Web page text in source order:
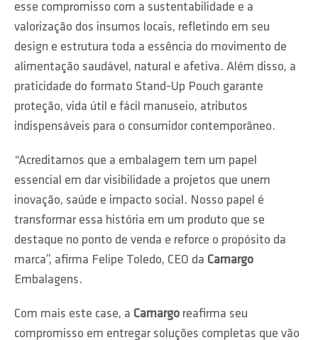
esse compromisso com a sustentabilidade e a
valorização dos insumos locais, refletindo em seu
design e estrutura toda a essência do movimento de
alimentação saudável, natural e afetiva. Além disso, a
praticidade do formato Stand-Up Pouch garante
proteção, vida útil e fácil manuseio, atributos
indispensáveis para o consumidor contemporâneo.
“Acreditamos que a embalagem tem um papel
essencial em dar visibilidade a projetos que unem
inovação, saúde e impacto social. Nosso papel é
transformar essa história em um produto que se
destaque no ponto de venda e reforce o propósito da
marca”, afirma Felipe Toledo, CEO da Camargo
Embalagens.
Com mais este case, a Camargo reafirma seu
compromisso em entregar soluções completas que vão